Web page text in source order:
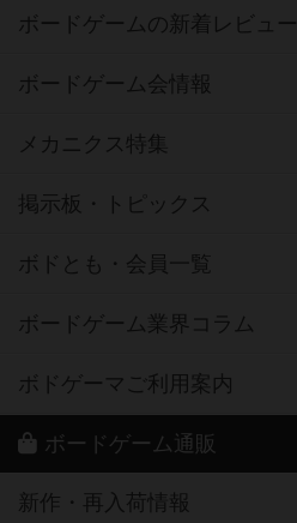
ボードゲームの新着レビュー
ボードゲーム会情報
メカニクス特集
掲示板・トピックス
ボドとも・会員一覧
ボードゲーム業界コラム
ボドゲーマご利用案内
ボードゲーム通販
新作・再入荷情報